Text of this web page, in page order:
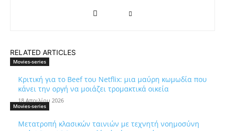
RELATED ARTICLES
Movies-series
Κριτική για το Beef του Netflix: μια μαύρη κωμωδία που
κάνει την οργή να μοιάζει τρομακτικά οικεία
18 Απριλίου 2026
Movies-series
Μετατροπή κλασικών ταινιών με τεχνητή νοημοσύνη